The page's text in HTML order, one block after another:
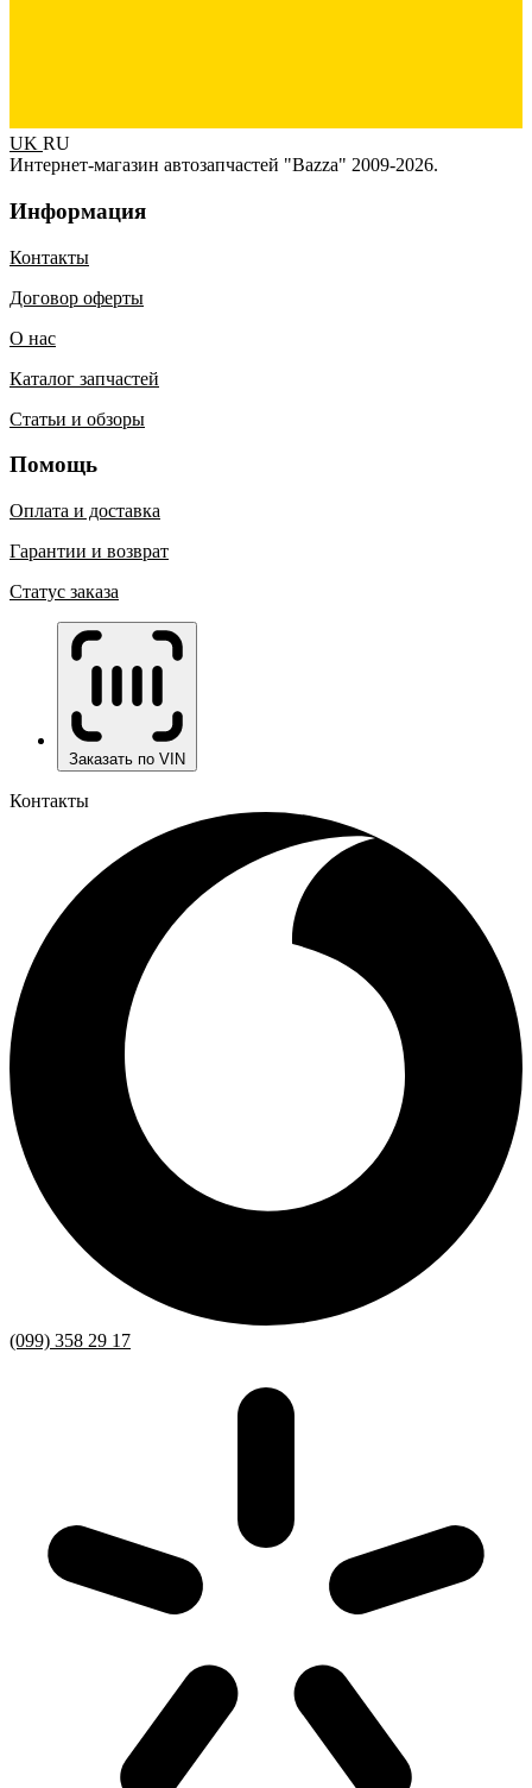
UK RU
Интернет-магазин автозапчастей "Bazza" 2009-2026.
Информация
Контакты
Договор оферты
О нас
Каталог запчастей
Статьи и обзоры
Помощь
Оплата и доставка
Гарантии и возврат
Статус заказа
Заказать по VIN
Контакты
(099) 358 29 17